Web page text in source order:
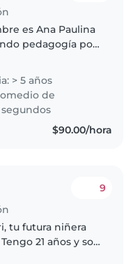
es Ana Paulina
pedagogía por
a los pequeños .
tengo mucha
en el cuidado..
> 5 años
de
segundos
$90.00/hora
9
tu futura niñera
21 años y soy